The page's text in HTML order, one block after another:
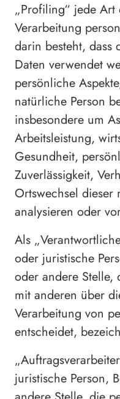
„Profiling“ jede Art
Verarbeitung
darin besteht, dass
Daten verwendet
persönliche
natürliche Person
insbesondere um
Arbeitsleistung,
Gesundheit,
Zuverlässigkeit,
Ortswechsel dieser
analysieren oder
Als
oder juristische
oder andere Stelle,
mit anderen über
Verarbeitung von
entscheidet,
juristische Person,